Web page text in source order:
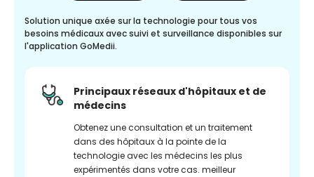
Solution unique axée sur la technologie pour tous vos
besoins médicaux avec suivi et surveillance disponibles sur
l'application GoMedii.
Principaux réseaux d'hôpitaux et de
médecins
Obtenez une consultation et un traitement
dans des hôpitaux à la pointe de la
technologie avec les médecins les plus
expérimentés dans votre cas. meilleur